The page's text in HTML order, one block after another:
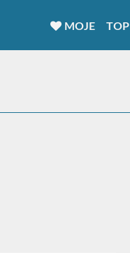
MOJE TOP